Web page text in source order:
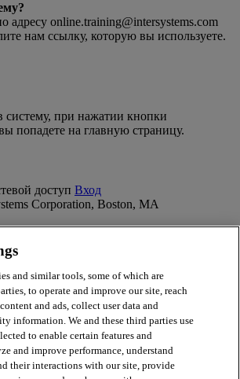
адресу online.training@intersystems.com
нам ссылку, которую вы используете.
при нажатии кнопки
на главную страницу.
доступ Вход
Corporation, Boston, MA
and similar tools, some of which are
to operate and improve our site, reach
and ads, collect user data and
information. We and these third parties use
to enable certain features and
and improve performance, understand
their interactions with our site, provide